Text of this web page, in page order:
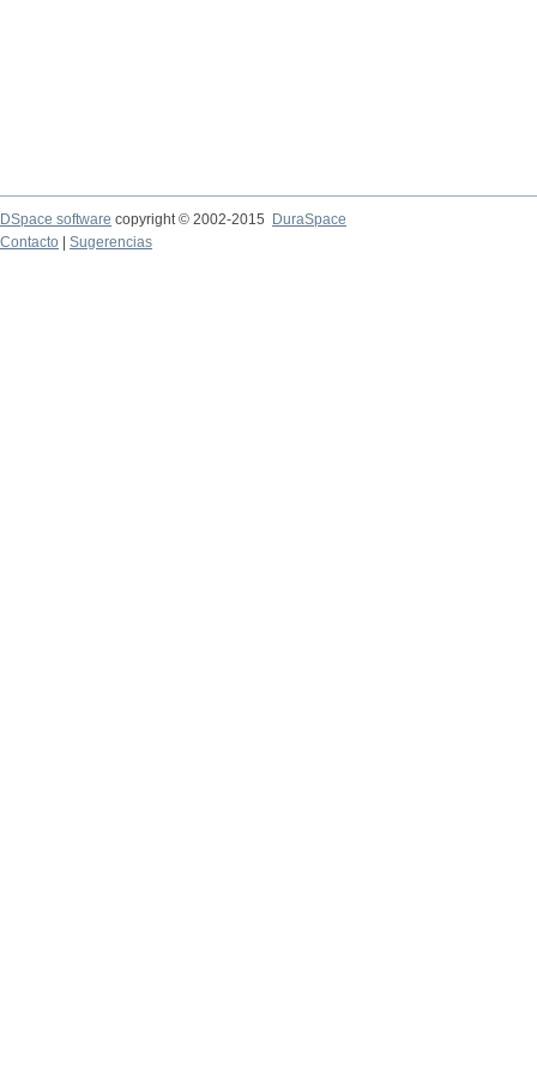
DSpace software copyright © 2002-2015
DuraSpace
Contacto
Sugerencias